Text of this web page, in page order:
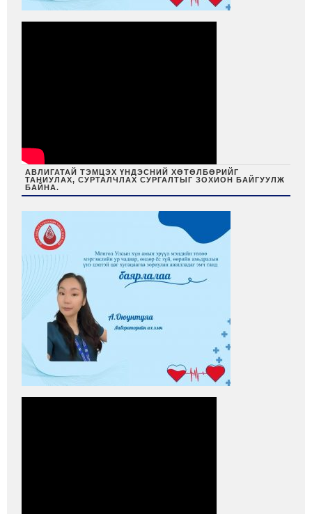
АВЛИГАТАЙ ТЭМЦЭХ ҮНДЭСНИЙ ХӨТӨЛБӨРИЙГ
ТАНИУЛАХ, СУРТАЛЧЛАХ СУРГАЛТЫГ ЗОХИОН БАЙГУУЛЖ
БАЙНА.